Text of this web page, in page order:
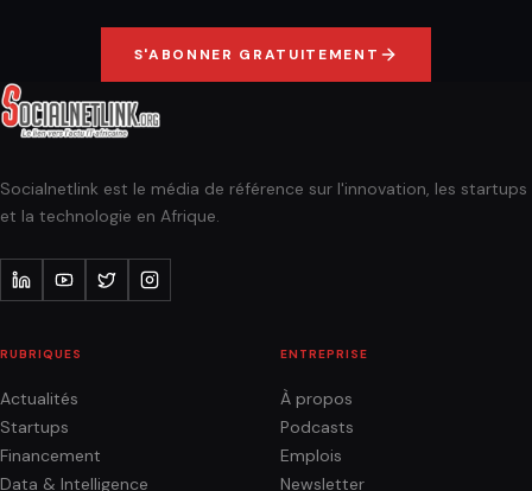
S'ABONNER GRATUITEMENT
Socialnetlink est le média de référence sur l'innovation, les startups
et la technologie en Afrique.
RUBRIQUES
Actualités
Startups
Financement
Data & Intelligence
ENTREPRISE
À propos
Podcasts
Emplois
Newsletter